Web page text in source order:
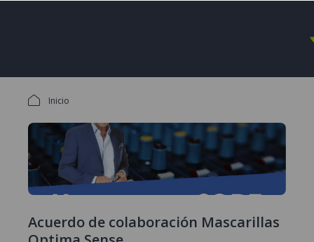
Inicio
Acuerdo de colaboración Mascarillas